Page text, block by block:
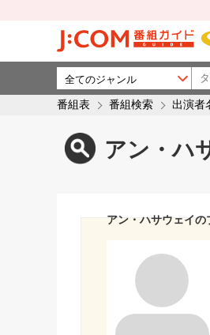
番組表 番組検索 出演者
アン・ハ
アン・ハサウェイの